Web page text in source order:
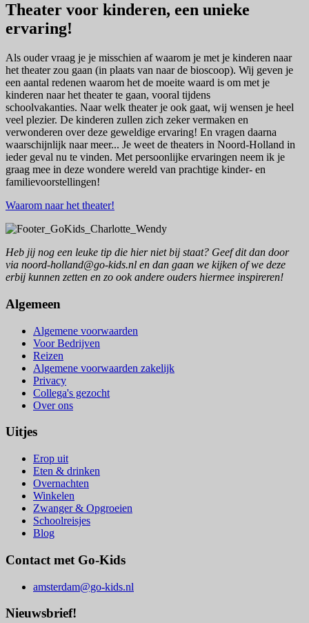
Theater voor kinderen, een unieke
ervaring!
Als ouder vraag je je misschien af waarom je met je kinderen naar
het theater zou gaan (in plaats van naar de bioscoop). Wij geven je
een aantal redenen waarom het de moeite waard is om met je
kinderen naar het theater te gaan, vooral tijdens
schoolvakanties. Naar welk theater je ook gaat, wij wensen je heel
veel plezier. De kinderen zullen zich zeker vermaken en
verwonderen over deze geweldige ervaring! En vragen daarna
waarschijnlijk naar meer... Je weet de theaters in Noord-Holland in
ieder geval nu te vinden. Met persoonlijke ervaringen neem ik je
graag mee in deze wondere wereld van prachtige kinder- en
familievoorstellingen!
Waarom naar het theater!
Heb jij nog een leuke tip die hier niet bij staat? Geef dit dan door
via noord-holland@go-kids.nl en dan gaan we kijken of we deze
erbij kunnen zetten en zo ook andere ouders hiermee inspireren!
Algemeen
Algemene voorwaarden
Voor Bedrijven
Reizen
Algemene voorwaarden zakelijk
Privacy
Collega's gezocht
Over ons
Uitjes
Erop uit
Eten & drinken
Overnachten
Winkelen
Zwanger & Opgroeien
Schoolreisjes
Blog
Contact met Go-Kids
amsterdam@go-kids.nl
Nieuwsbrief!